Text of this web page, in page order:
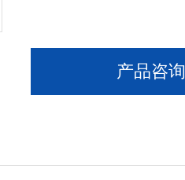
产品咨询